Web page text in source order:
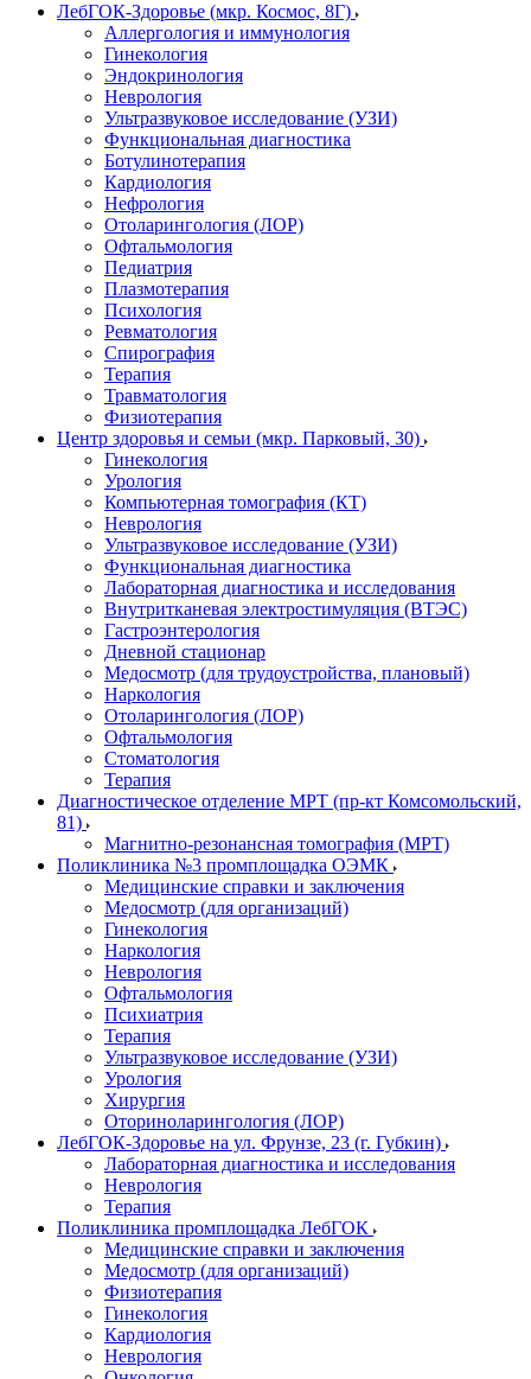
ЛебГОК-Здоровье (мкр. Космос, 8Г)
Аллергология и иммунология
Гинекология
Эндокринология
Неврология
Ультразвуковое исследование (УЗИ)
Функциональная диагностика
Ботулинотерапия
Кардиология
Нефрология
Отоларингология (ЛОР)
Офтальмология
Педиатрия
Плазмотерапия
Психология
Ревматология
Спирография
Терапия
Травматология
Физиотерапия
Центр здоровья и семьи (мкр. Парковый, 30)
Гинекология
Урология
Компьютерная томография (КТ)
Неврология
Ультразвуковое исследование (УЗИ)
Функциональная диагностика
Лабораторная диагностика и исследования
Внутритканевая электростимуляция (ВТЭС)
Гастроэнтерология
Дневной стационар
Медосмотр (для трудоустройства, плановый)
Наркология
Отоларингология (ЛОР)
Офтальмология
Стоматология
Терапия
Диагностическое отделение МРТ (пр-кт Комсомольский,
81)
Магнитно-резонансная томография (МРТ)
Поликлиника №3 промплощадка ОЭМК
Медицинские справки и заключения
Медосмотр (для организаций)
Гинекология
Наркология
Неврология
Офтальмология
Психиатрия
Терапия
Ультразвуковое исследование (УЗИ)
Урология
Хирургия
Оториноларингология (ЛОР)
ЛебГОК-Здоровье на ул. Фрунзе, 23 (г. Губкин)
Лабораторная диагностика и исследования
Неврология
Терапия
Поликлиника промплощадка ЛебГОК
Медицинские справки и заключения
Медосмотр (для организаций)
Физиотерапия
Гинекология
Кардиология
Неврология